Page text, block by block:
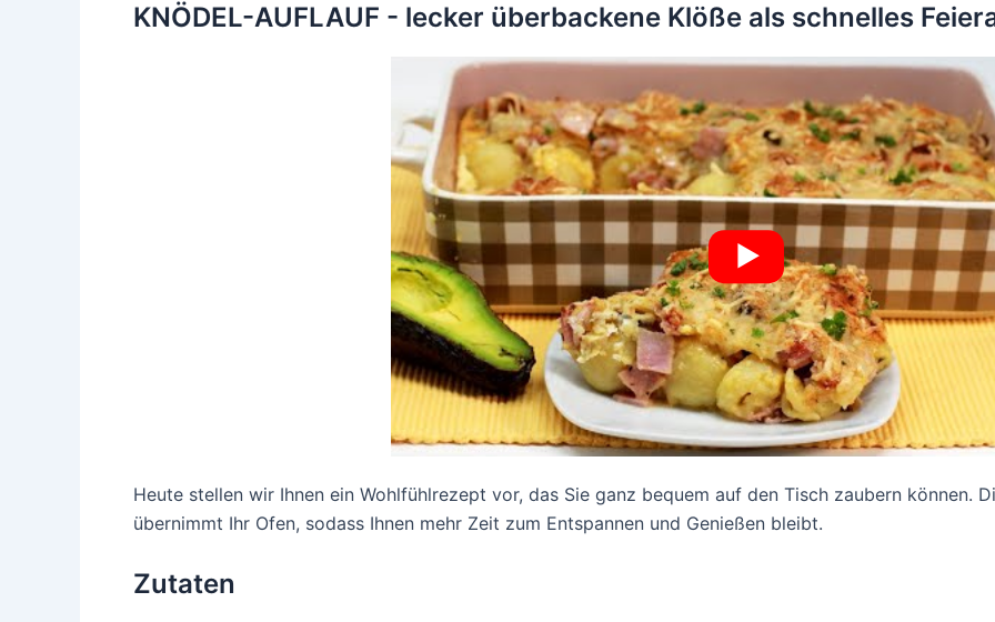
KNÖDEL-AUFLAUF - lecker überbackene Klöße als schnelles
Heute stellen wir Ihnen ein Wohlfühlrezept vor, das Sie ganz bequem auf den Tisch zaubern können.
übernimmt Ihr Ofen, sodass Ihnen mehr Zeit zum Entspannen und Genießen bleibt.
Zutaten